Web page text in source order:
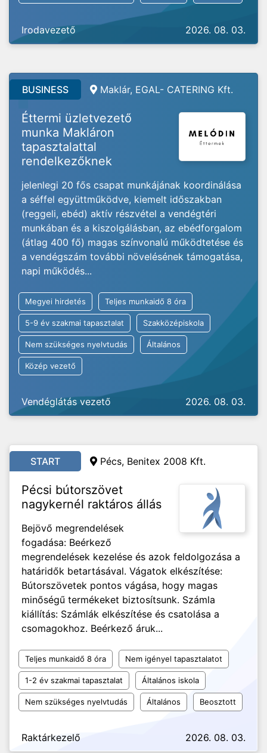
Irodavezető 2026. 08. 03.
BUSINESS Maklár, EGAL- CATERING Kft.
Éttermi üzletvezető
munka Makláron
tapasztalattal
rendelkezőknek
jelenlegi 20 fős csapat munkájának koordinálása
a séffel együttműködve, kiemelt időszakban
(reggeli, ebéd) aktív részvétel a vendégtéri
munkában és a kiszolgálásban, az ebédforgalom
(átlag 400 fő) magas színvonalú működtetése és
a vendégszám további növelésének támogatása,
napi működés...
Megyei hirdetés Teljes munkaidő 8 óra
5-9 év szakmai tapasztalat Szakközépiskola
Nem szükséges nyelvtudás Általános
Közép vezető
Vendéglátás vezető 2026. 08. 03.
START Pécs, Benitex 2008 Kft.
Pécsi bútorszövet
nagykernél raktáros állás
Bejövő megrendelések
fogadása: Beérkező
megrendelések kezelése és azok feldolgozása a
határidők betartásával. Vágatok elkészítése:
Bútorszövetek pontos vágása, hogy magas
minőségű termékeket biztosítsunk. Számla
kiállítás: Számlák elkészítése és csatolása a
csomagokhoz. Beérkező áruk...
Teljes munkaidő 8 óra Nem igényel tapasztalatot
1-2 év szakmai tapasztalat Általános iskola
Nem szükséges nyelvtudás Általános Beosztott
Raktárkezelő 2026. 08. 03.